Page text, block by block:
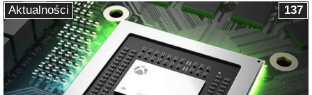
137
Aktualności